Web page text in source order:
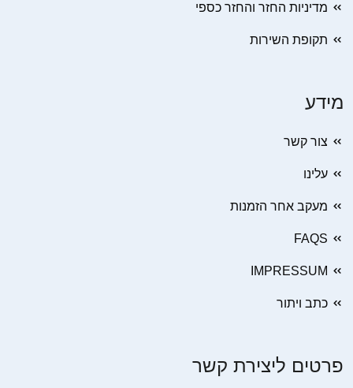
מדיניות החזר והחזר כספי
תקופת השירות
מידע
צור קשר
עלינו
מעקב אחר הזמנות
FAQS
IMPRESSUM
כתב ויתור
פרטים ליצירת קשר